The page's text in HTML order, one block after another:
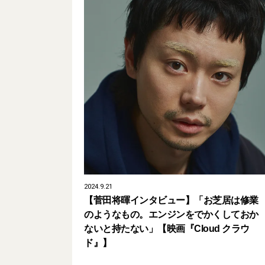
2024.9.21
【菅田将暉インタビュー】「お芝居は修業
のようなもの。エンジンをでかくしておか
ないと持たない」【映画『Cloud クラウ
ド』】